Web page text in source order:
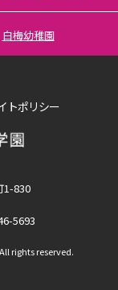
白梅幼稚園
1-830
5693
トポリシー
rights reserved.